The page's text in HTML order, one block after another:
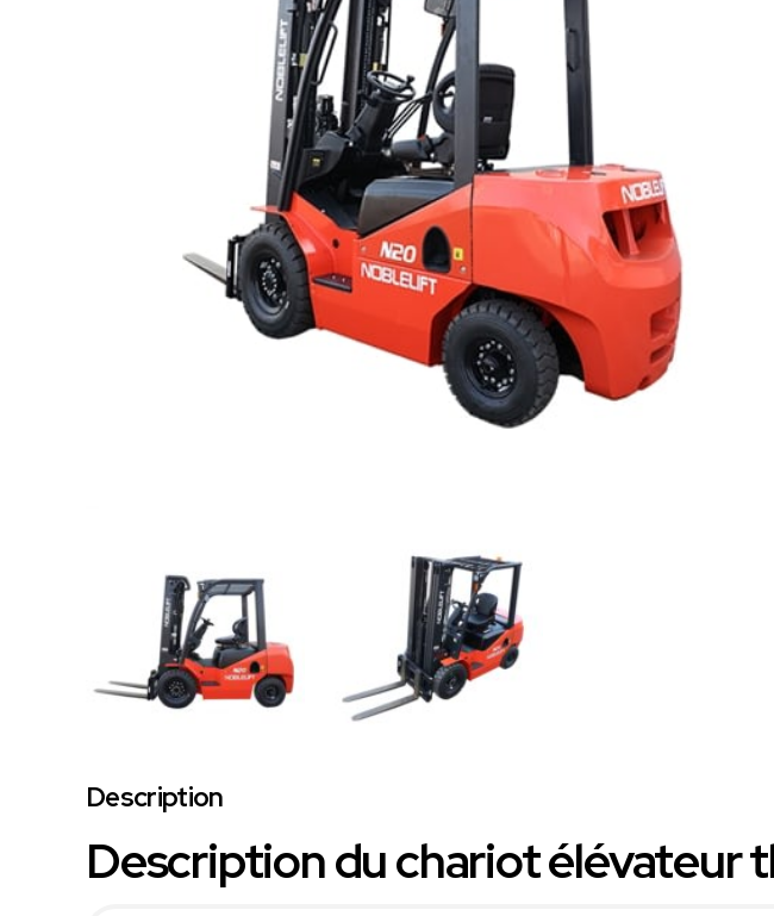
Description
Description du chariot élévateur